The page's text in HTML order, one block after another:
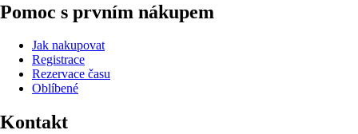
Pomoc s prvním nákupem
Jak nakupovat
Registrace
Rezervace času
Oblíbené
Kontakt